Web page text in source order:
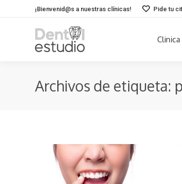
¡Bienvenid@s a nuestras clínicas! Pide tu
Archivos de etiqueta: